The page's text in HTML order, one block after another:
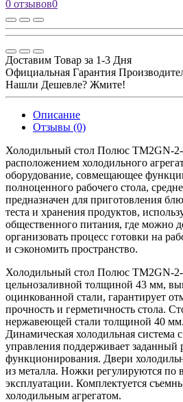
0 отзывов0
Доставим Товар за 1-3 Дня
Официальная Гарантия
Нашли Дешевле? Жмите!
Описание
Отзывы (0)
Холодильный стол Полюс TM2GN-
расположением холодильного
оборудование, совмещающее
полноценного рабочего стола,
предназначен для приготовления
теста и хранения продуктов,
общественного питания, где можно
организовать процесс готовки на
и сэкономить пространство.
Холодильный стол Полюс TM2GN-2-
цельнозаливной толщиной 43 мм,
оцинкованной стали, гарантирует
прочность и герметичность стола.
нержавеющей стали толщиной 40
Динамическая холодильная система
управления поддерживает заданный
функционирования. Двери
из металла. Ножки регулируются по
эксплуатации. Комплектуется
холодильным агрегатом.